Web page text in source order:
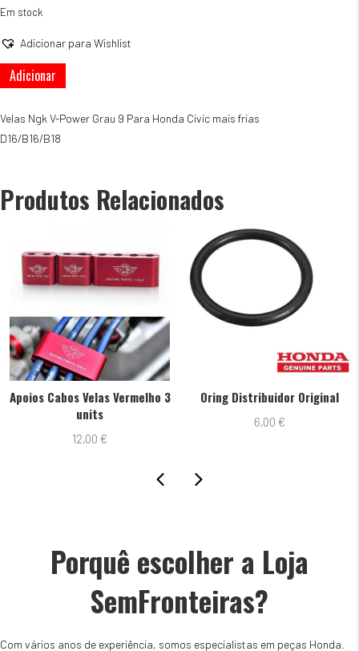
Em stock
Adicionar para Wishlist
Quantidade
de
NGK
V-
Serie
D/B
Adicionar
Velas Ngk V-Power Grau 9 Para Honda Civic mais frias
D16/B16/B18
Produtos Relacionados
Apoios Cabos Velas Vermelho 3
units
12,00 €
Oring Distribuidor Original
6,00 €
Porquê escolher a Loja
SemFronteiras?
Com vários anos de experiência, somos especialistas em peças Honda.